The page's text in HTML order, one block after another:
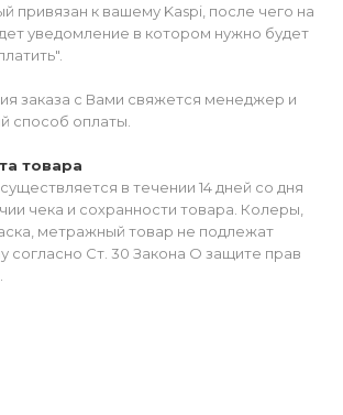
привязан к вашему Kaspi, после чего на
уведомление в котором нужно будет
заказа с Вами свяжется менеджер и
способ оплаты.
товара
в течении 14 дней со дня
чека и сохранности товара. Колеры,
метражный товар не подлежат
согласно Ст. 30 Закона О защите прав